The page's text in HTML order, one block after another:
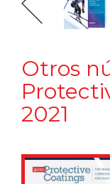
Otros
2021